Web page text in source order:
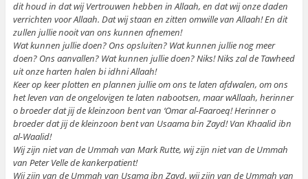
dit houd in dat wij Vertrouwen hebben in Allaah, en dat wij onze daden
verrichten voor Allaah. Dat wij staan en zitten omwille van Allaah! En dit
zullen jullie nooit van ons kunnen afnemen!
Wat kunnen jullie doen? Ons opsluiten? Wat kunnen jullie nog meer
doen? Ons aanvallen? Wat kunnen jullie doen? Niks! Niks zal de Tawheed
uit onze harten halen bi idhni Allaah!
Keer op keer plotten en plannen jullie om ons te laten afdwalen, om ons
het leven van de ongelovigen te laten nabootsen, maar wAllaah, herinner
o broeder dat jij de kleinzoon bent van ‘Omar al-Faaroeq! Herinner o
broeder dat jij de kleinzoon bent van Usaama bin Zayd! Van Khaalid ibn
al-Waalid!
Wij zijn niet van de Ummah van Mark Rutte, wij zijn niet van de Ummah
van Peter Velle de kankerpatient!
Wij zijn van de Ummah van Usama ibn Zayd, wij zijn van de Ummah van